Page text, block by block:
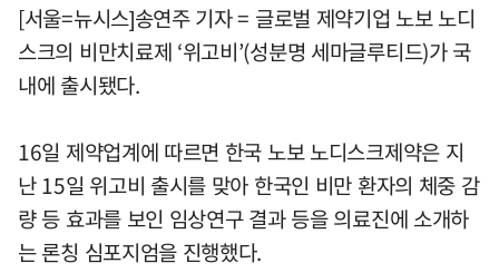
[서울=뉴시스]송연주 기자 = 글로벌 제약기업 노보 노디
스크의 비만치료제 ‘위고비’(성분명 세마글루티드)가 국
내에 출시됐다.
16일 제약업계에 따르면 한국 노보 노디스크제약은 지
난 15일 위고비 출시를 맞아 한국인 비만 환자의 체중 감
량 등 효과를 보인 임상연구 결과 등을 의료진에 소개하
는 론칭 심포지엄을 진행했다.